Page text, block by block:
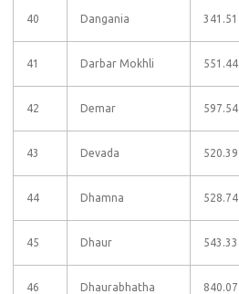
40 Dangania 341.51
41 Darbar Mokhli 551.44
42 Demar 597.54
43 Devada 520.39
44 Dhamna 528.74
45 Dhaur 543.33
46 Dhaurabhatha 840.07